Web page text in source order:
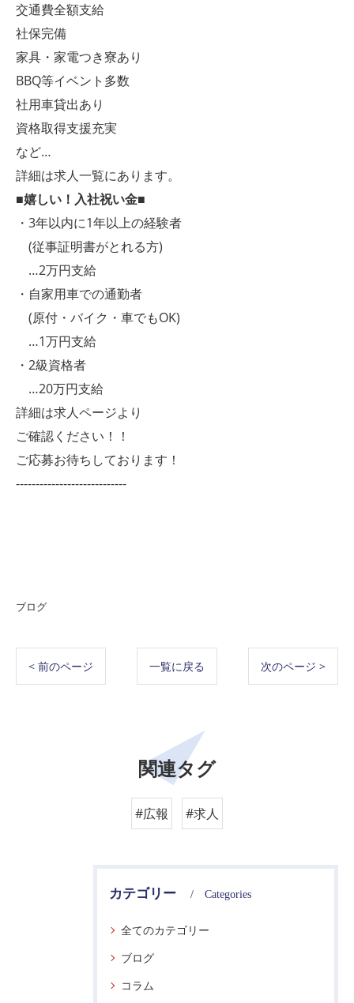
交通費全額支給
社保完備
家具・家電つき寮あり
BBQ等イベント多数
社用車貸出あり
資格取得支援充実
など…
詳細は求人一覧にあります。
■嬉しい！入社祝い金■
・3年以内に1年以上の経験者
(従事証明書がとれる方)
…2万円支給
・自家用車での通勤者
(原付・バイク・車でもOK)
…1万円支給
・2級資格者
…20万円支給
詳細は求人ページより
ご確認ください！！
ご応募お待ちしております！
----------------------------
ブログ
< 前のページ 一覧に戻る 次のページ >
関連タグ
#広報 #求人
カテゴリー Categories
全てのカテゴリー
ブログ
コラム